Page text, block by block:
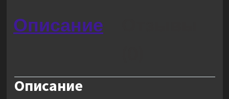
Описание
Описание